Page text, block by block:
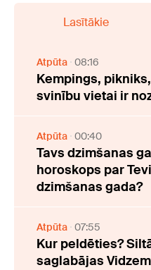
Lasītākie
Atpūta 08:16
Kempings,
svinību vietai ir
Atpūta 00:40
Tavs dzimšanas
horoskops par
dzimšanas gada?
Atpūta 07:55
Kur peldēties?
saglabājas